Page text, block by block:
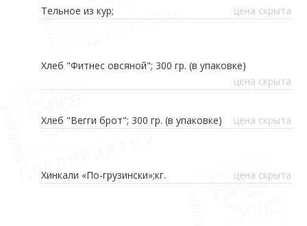
Тельное из кур; цена скрыта
Хлеб "Фитнес овсяной"; 300 гр. (в упаковке)
цена скрыта
Хлеб "Вегги брот"; 300 гр. (в упаковке) цена скрыта
Хинкали «По-грузински»;кг. цена скрыта